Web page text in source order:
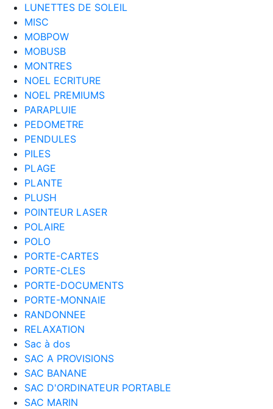
LUNETTES DE SOLEIL
MISC
MOBPOW
MOBUSB
MONTRES
NOEL ECRITURE
NOEL PREMIUMS
PARAPLUIE
PEDOMETRE
PENDULES
PILES
PLAGE
PLANTE
PLUSH
POINTEUR LASER
POLAIRE
POLO
PORTE-CARTES
PORTE-CLES
PORTE-DOCUMENTS
PORTE-MONNAIE
RANDONNEE
RELAXATION
Sac à dos
SAC A PROVISIONS
SAC BANANE
SAC D'ORDINATEUR PORTABLE
SAC MARIN